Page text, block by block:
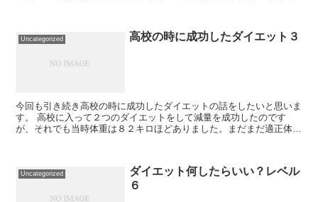
Uncategorized 高校の時に成功したダイエット３
今回も引き続き高校の時に成功したダイエットの話をしたいと思いま
す。 高校に入って２つのダイエットをして減量を成功したのです
が、それでも当時体重は８２キロほどありました。まだまだ適正体重
Uncategorized
ダイエット何したらいい？レベル
６